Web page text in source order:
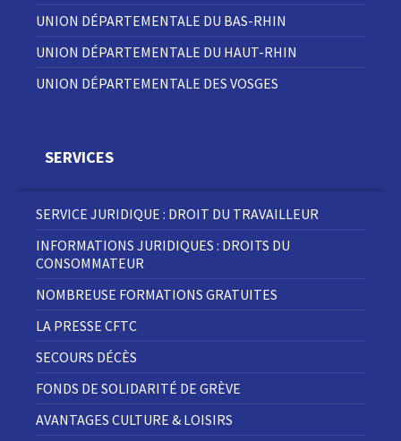
UNION DÉPARTEMENTALE DU BAS-RHIN
UNION DÉPARTEMENTALE DU HAUT-RHIN
UNION DÉPARTEMENTALE DES VOSGES
SERVICES
SERVICE JURIDIQUE : DROIT DU TRAVAILLEUR
INFORMATIONS JURIDIQUES : DROITS DU
CONSOMMATEUR
NOMBREUSE FORMATIONS GRATUITES
LA PRESSE CFTC
SECOURS DÉCÈS
FONDS DE SOLIDARITÉ DE GRÈVE
AVANTAGES CULTURE & LOISIRS